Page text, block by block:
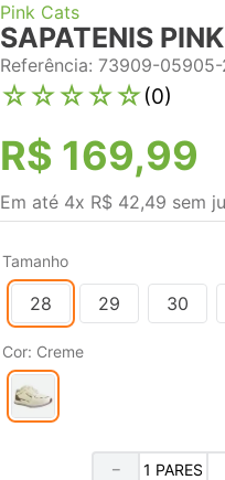
Pink Cats
SAPATENIS
Referência: 73909-05905-
☆☆☆☆☆(0)
R$ 169,99
Em até 4x R$ 42,49 sem
Tamanho
28 29 30
Cor: Creme
－